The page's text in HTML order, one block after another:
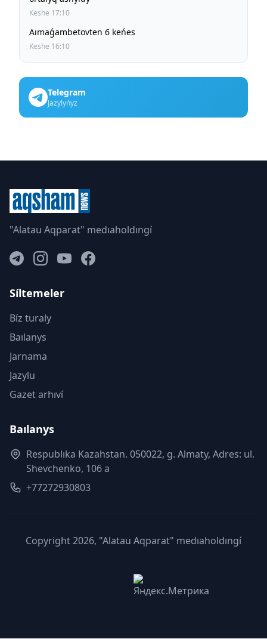
Keshe 17:10
Aımaǵambetovten 6 keńes
Keshe 16:10
Telegram
Jazylyńyz
"Alatau Aqparat" medıaholdıngí
Síltemeler
Bíz turaly
Baılanys
Jarnama
Jazylu
Gazet arhıví
Baılanys
Respublıka Kazahstan. 050022, g. Almaty, Adres: ul.
Shevchenko, 106 a
+77272930803
Copyright 2026, "Alatau Aqparat" medıaholdıngí